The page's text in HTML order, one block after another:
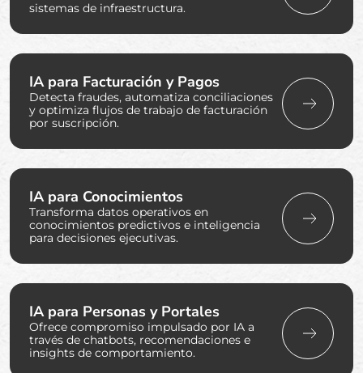
sistemas de infraestructura.
IA para Facturación y Pagos
Detecta fraudes, automatiza conciliaciones
y optimiza flujos de trabajo de facturación
por suscripción.
IA para Conocimientos
Transforma datos operativos en
conocimientos predictivos e inteligencia
para decisiones ejecutivas.
IA para Personas y Portales
Ofrece compromiso impulsado por IA a
través de chatbots, recomendaciones e
insights de comportamiento.